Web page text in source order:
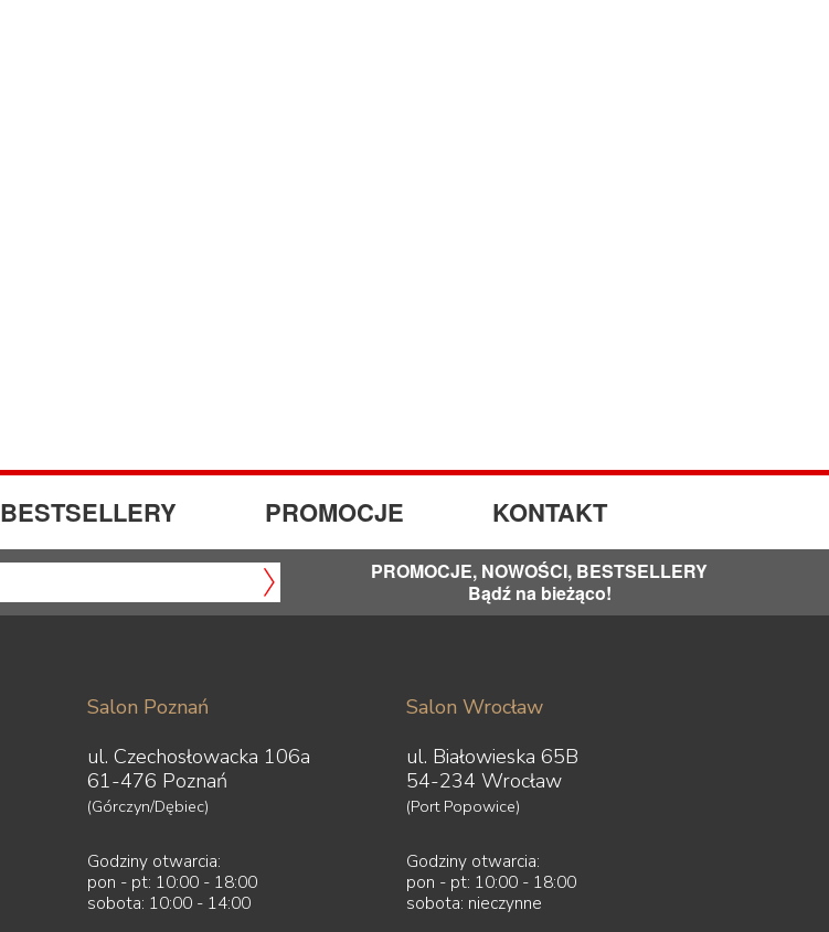
BESTSELLERY PROMOCJE KONTAKT
PROMOCJE, NOWOŚCI, BESTSELLERY
Bądź na bieżąco!
Salon Poznań
ul. Czechosłowacka 106a
61-476 Poznań
(Górczyn/Dębiec)
Godziny otwarcia:
pon - pt: 10:00 - 18:00
sobota: 10:00 - 14:00
Salon Wrocław
ul. Białowieska 65B
54-234 Wrocław
(Port Popowice)
Godziny otwarcia:
pon - pt: 10:00 - 18:00
sobota: nieczynne